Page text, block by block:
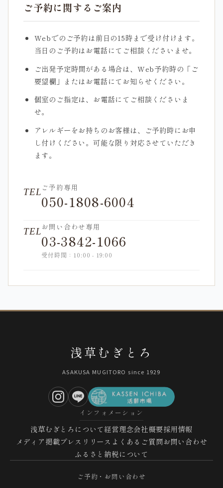
ご予約に関するご案内
Webでのご予約は前日の15時まで受け付けます。
当日のご予約はお電話にてご相談くださいませ。
ご出発予定時間がある場合は、Web予約時の「ご
要望欄」またはお電話にてお知らせください。
個室のご指定は、お電話にてご相談くださいま
せ。
アレルギーをお持ちのお客様は、ご予約時にお申
し付けください。可能な限り対応させていただき
ます。
TEL ご予約専用
050-1808-6004
TELお問い合わせ専用
03-3842-1066
受付時間：10:00 - 19:00
浅草むぎとろ
ASAKUSA MUGITORO since 1929
インフォメーション
浅草むぎとろについて経営理念会社概要採用情報
メディア掲載プレスリリース よくあるご質問お問い合わせ
ふるさと納税について
ご予約・お問い合わせ